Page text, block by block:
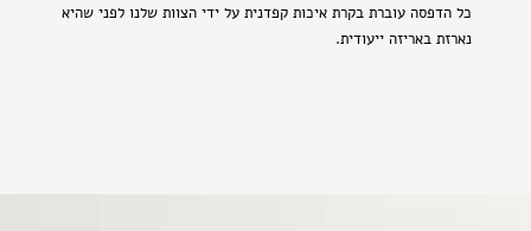
כל הדפסה עוברת בקרת איכות קפדנית על ידי הצוות שלנו לפני שהיא
נארזת באריזה ייעודית.